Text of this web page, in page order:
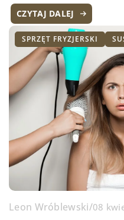
CZYTAJ DALEJ
SPRZĘT FRYZJERSKI
Leon Wróblewski/08